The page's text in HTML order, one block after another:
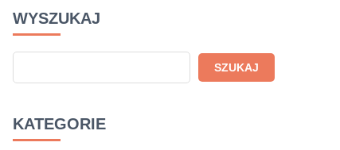
WYSZUKAJ
KATEGORIE